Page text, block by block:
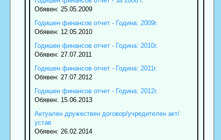
Обявен: 25.05.2009
Годишен финансов отчет - Година: 2009г.
Обявен: 12.05.2010
Годишен финансов отчет - Година: 2010г.
Обявен: 27.07.2011
Годишен финансов отчет - Година: 2011г.
Обявен: 27.07.2012
Годишен финансов отчет - Година: 2012г.
Обявен: 15.06.2013
Актуален дружествен договор/учредителен акт/
устав
Обявен: 26.02.2014